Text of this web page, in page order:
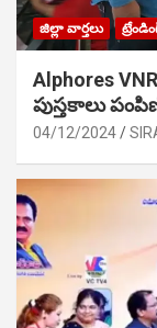
జిల్లా వార్తలు
Alphores
పుస్తకాలు
04/12/2024